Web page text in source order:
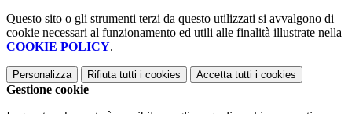
Questo sito o gli strumenti terzi da questo utilizzati si avvalgono di
cookie necessari al funzionamento ed utili alle finalità illustrate nella
COOKIE POLICY.
Personalizza Rifiuta tutti i cookies Accetta tutti i cookies
Gestione cookie